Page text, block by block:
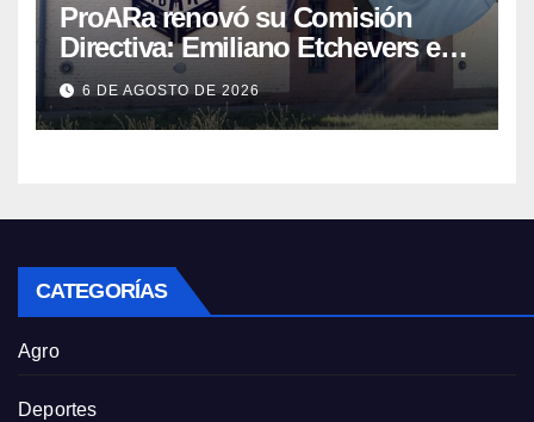
ProARa renovó su Comisión
Directiva: Emiliano Etchevers es
el nuevo Presidente de la entidad
6 DE AGOSTO DE 2026
CATEGORÍAS
Agro
Deportes